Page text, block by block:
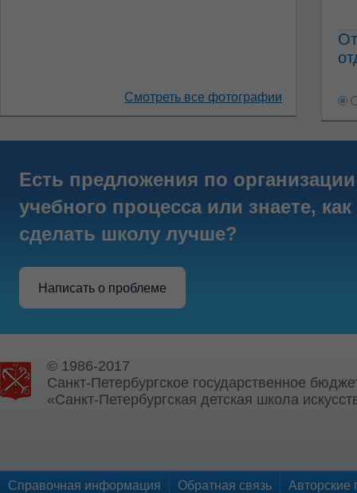
Смотреть все фотографии
Есть предложения по организации
учебного процесса или знаете, как
сделать школу лучше?
Написать о проблеме
© 1986-2017
Санкт-Петербургское государственное
«Санкт-Петербургская детская школа
Справочная информация Обратная связь Авторские